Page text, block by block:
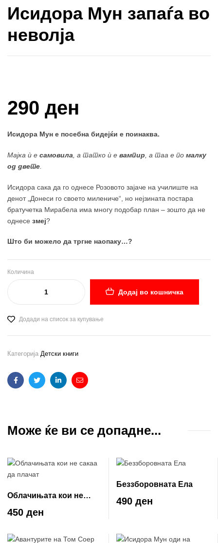
Исидора Мун запаѓа во
неволја
290 ден
Исидора Мун е посебна бидејќи е поинаква.
Мајка ù е самовила , а татко ù е вампир , а таа е по малку
од двете
Исидора сака да го однесе Розовото зајаче на училиште на
денот „Донеси го своето милениче“, но нејзината постара
братучетка Мирабела има многу подобар план – зошто да не
однесе змеј?
Што би можело да тргне наопаку…?
Количина
Додај во кошничка
Додади на список за купување
Категорија Детски книги
FacebookTwitterLinkedinEmail
Може ќе ви се допадне...
Облачињата кои не
сакаа да плачат
450 ден
Беззборовната Ела
490 ден